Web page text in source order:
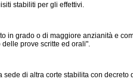
stabiliti per gli effettivi.
grado o di maggiore anzianità e
prove scritte ed orali".
di altra corte stabilita con decreto